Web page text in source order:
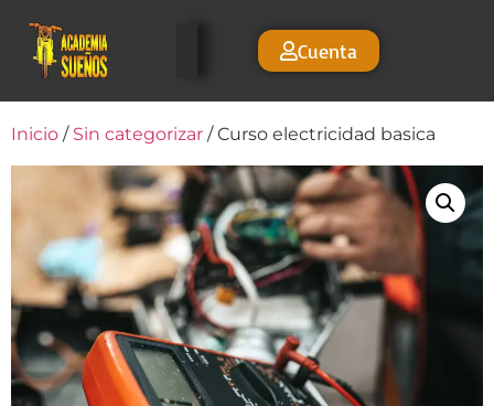
Cuenta
Inicio / Sin categorizar / Curso electricidad basica